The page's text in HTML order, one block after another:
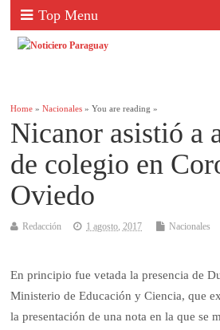
Top Menu
Home »Nacionales » You are reading »
Nicanor asistió a
de colegio en
Oviedo
Redacción 1 agosto, 2017 Nacionales
En principio fue vetada la presencia de
Ministerio de Educación y Ciencia, que
la presentación de una nota en la que se